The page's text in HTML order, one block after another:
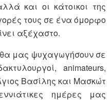
και οι κάτοικοι της
τους σε ένα όμορφο
αξέχαστο.
μας ψυχαγωγήσουν σε
animateurs,
Βασίλης και Μασκώτ
ημέρες μας